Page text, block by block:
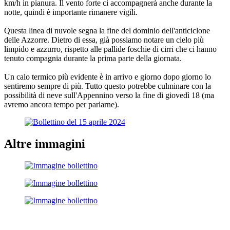
km/h in pianura. Il vento forte ci accompagnerà anche durante la
notte, quindi è importante rimanere vigili.
Questa linea di nuvole segna la fine del dominio dell'anticiclone
delle Azzorre. Dietro di essa, già possiamo notare un cielo più
limpido e azzurro, rispetto alle pallide foschie di cirri che ci hanno
tenuto compagnia durante la prima parte della giornata.
Un calo termico più evidente è in arrivo e giorno dopo giorno lo
sentiremo sempre di più. Tutto questo potrebbe culminare con la
possibilità di neve sull'Appennino verso la fine di giovedì 18 (ma
avremo ancora tempo per parlarne).
Altre immagini